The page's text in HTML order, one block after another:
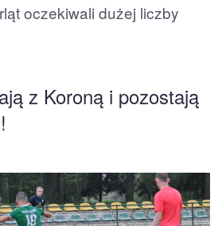
oczekiwali dużej liczby
z Koroną i pozostają